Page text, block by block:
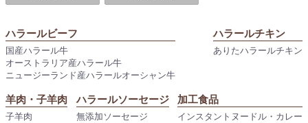
ハラールビーフ
国産ハラール牛
オーストラリア産ハラール牛
ニュージーランド産ハラールオーシャン牛
ハラールチキン
ありたハラールチキン
羊肉・子羊肉
子羊肉
ハラールソーセージ
無添加ソーセージ
加工食品
インスタントヌードル・カレー